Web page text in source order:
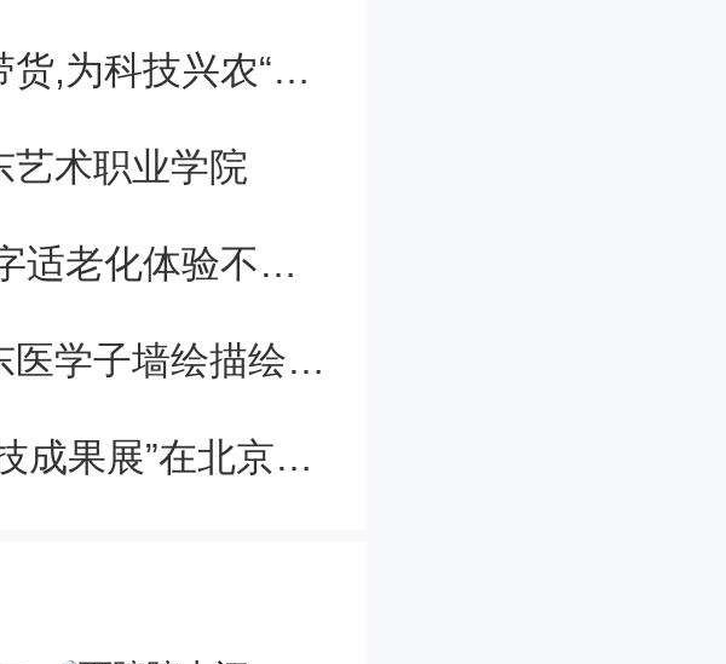
0791－8628460
山西工程职业学院：直播带货,为科技兴农“添把火”
艺术职业学院
信息通信服务提质升级 数字适老化体验不断优化
为乡村振兴增色添彩，广东医学子墙绘描绘乡村新风貌
“迈向通用人工智能前沿科技成果展”在北京举办